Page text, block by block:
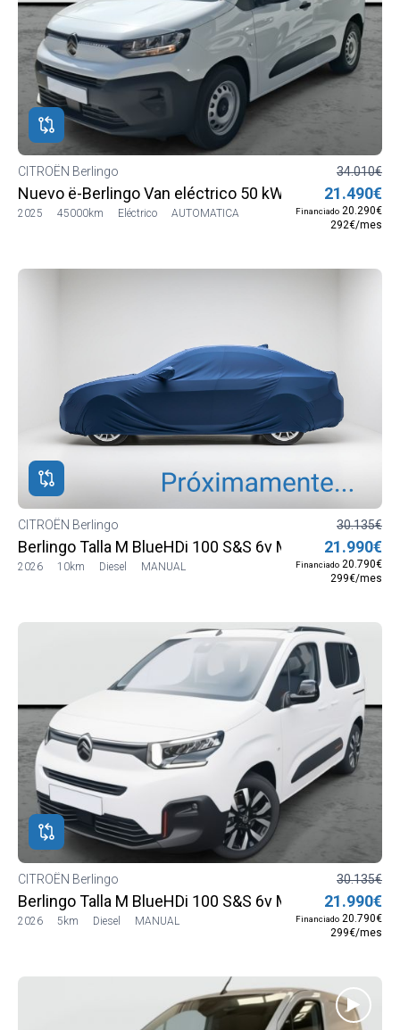
CITROËN Berlingo
Nuevo ë-Berlingo Van eléctrico 50 kWh Talla M
2025 45000km Eléctrico AUTOMATICA
34.010€
21.490€
Financiado 20.290€
292€/mes
CITROËN Berlingo
Berlingo Talla M BlueHDi 100 S&S 6v MAX
2026 10km Diesel MANUAL
30.135€
21.990€
Financiado 20.790€
299€/mes
CITROËN Berlingo
Berlingo Talla M BlueHDi 100 S&S 6v MAX
2026 5km Diesel MANUAL
30.135€
21.990€
Financiado 20.790€
299€/mes